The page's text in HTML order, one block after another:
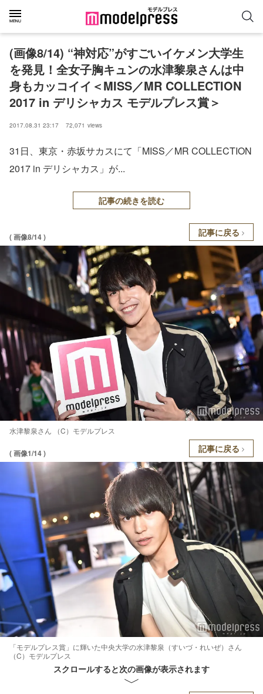
(画像8/14) “神対応”がすごいイケメン大学生
を発見！全女子胸キュンの水津黎泉さんは中
身もカッコイイ＜MISS／MR COLLECTION
2017 in デリシャカス モデルプレス賞＞
2017.08.31 23:17 72,071 views
31日、東京・赤坂サカスにて「MISS／MR COLLECTION
2017 in デリシャカス」が...
記事の続きを読む
( 画像8/14 ) 記事に戻る
水津黎泉さん （C）モデルプレス
( 画像1/14 ) 記事に戻る
「モデルプレス賞」に輝いた中央大学の水津黎泉（すいづ・れいぜ）さん
（C）モデルプレス
スクロールすると次の画像が表示されます